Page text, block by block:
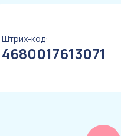
Штрих-код:
4680017613071